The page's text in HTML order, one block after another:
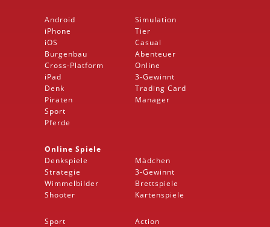
Android
iPhone
iOS
Burgenbau
Cross-Platform
iPad
Denk
Piraten
Sport
Pferde
Simulation
Tier
Casual
Abenteuer
Online
3-Gewinnt
Trading Card
Manager
Online Spiele
Denkspiele
Strategie
Wimmelbilder
Shooter
Mädchen
3-Gewinnt
Brettspiele
Kartenspiele
Sport
Action